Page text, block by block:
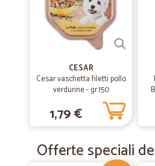
CESAR
Cesar vaschetta filetti pollo
verdurine - gr.150
1,79 €
Offerte speciali